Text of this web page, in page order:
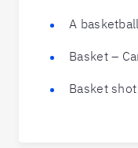
A
Basket –
Basket